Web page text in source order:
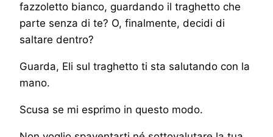
fazzoletto bianco, guardando il traghetto che
parte senza di te? O, finalmente, decidi di
saltare dentro?
Guarda, Eli sul traghetto ti sta salutando con la
mano.
Scusa se mi esprimo in questo modo.